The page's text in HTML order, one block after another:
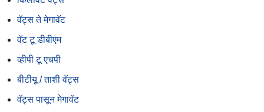
वॅट्स ते मेगावॅट
वॅट टू डीबीएम
व्हीपी टू एचपी
बीटीयू / ताशी वॅट्स
वॅट्स पासून मेगावॅट